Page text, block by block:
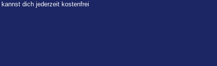
dich jederzeit kostenfrei